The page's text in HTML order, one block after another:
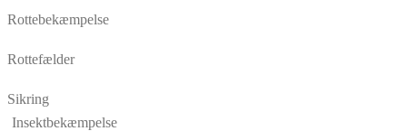
Rottebekæmpelse
Rottefælder
Sikring
Insektbekæmpelse